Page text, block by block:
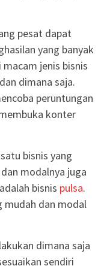
pesat dapat
yang banyak
jenis bisnis
dimana saja.
peruntungan
konter
bisnis yang
modalnya juga
bisnis pulsa.
mudah dan modal
dimana saja
sendiri